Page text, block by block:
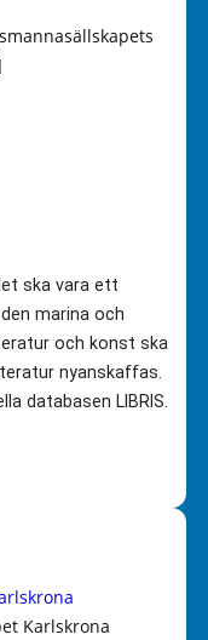
ska vara ett
marina och
och konst ska
nyanskaffas.
databasen LIBRIS.
Karlskrona